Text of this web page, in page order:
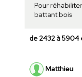
Pour
battant bois
de 2432 à 5904
Matthieu